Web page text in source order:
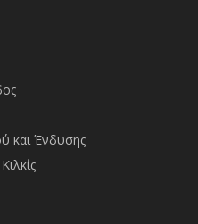
και Ένδυσης